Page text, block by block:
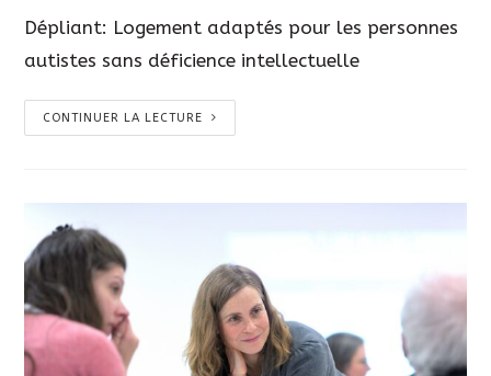
Dépliant: Logement adaptés pour les personnes
autistes sans déficience intellectuelle
CONTINUER LA LECTURE